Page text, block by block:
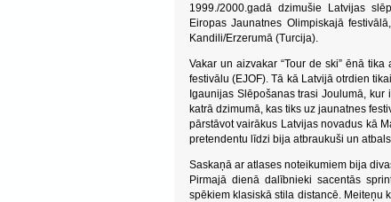
1999./2000.gadā dzimušie Latvijas
Eiropas Jaunatnes Olimpiskajā
Kandili/Erzerumā (Turcija).
Vakar un aizvakar “Tour de ski” ēnā
festivālu (EJOF). Tā kā Latvijā otrdien
Igaunijas Slēpošanas trasi Joulumā,
katrā dzimumā, kas tiks uz jaunatnes
pārstāvot vairākus Latvijas novadus kā
pretendentu līdzi bija atbraukuši un
Saskaņā ar atlases noteikumiem bija
Pirmajā dienā dalībnieki sacentās
spēkiem klasiskā stila distancē. Meiteņu